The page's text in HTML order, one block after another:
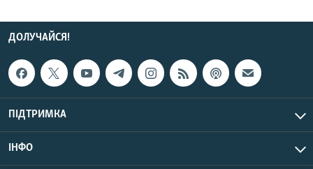
ДОЛУЧАЙСЯ!
ПІДТРИМКА
ІНФО